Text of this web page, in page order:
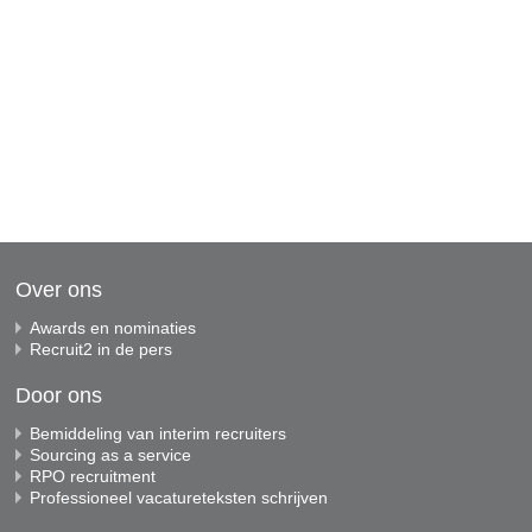
Over ons
Awards en nominaties
Recruit2 in de pers
Door ons
Bemiddeling van interim recruiters
Sourcing as a service
RPO recruitment
Professioneel vacatureteksten schrijven